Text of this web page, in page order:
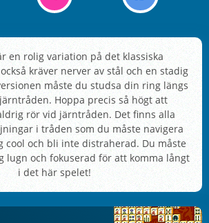
en rolig variation på det klassiska
kräver nerver av stål och en stadig
måste du studsa din ring längs
Hoppa precis så högt att
rör vid järntråden. Det finns alla
i tråden som du måste navigera
cool och bli inte distraherad. Du måste
lugn och fokuserad för att komma långt
i det här spelet!